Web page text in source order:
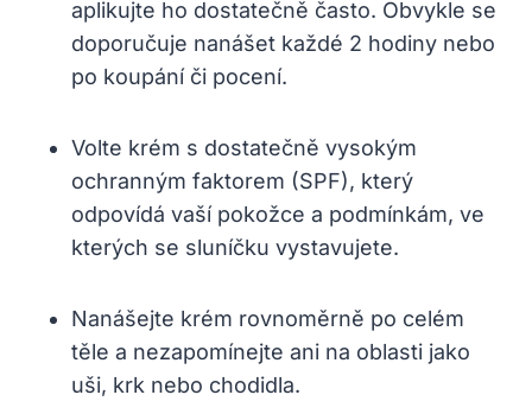
aplikujte ho dostatečně často. Obvykle se
doporučuje nanášet každé 2 hodiny nebo
po koupání či pocení.
Volte krém s dostatečně vysokým
ochranným faktorem (SPF), který
odpovídá vaší pokožce a podmínkám, ve
kterých se sluníčku vystavujete.
Nanášejte krém rovnoměrně po celém
těle a nezapomínejte ani na oblasti jako
uši, krk nebo chodidla.